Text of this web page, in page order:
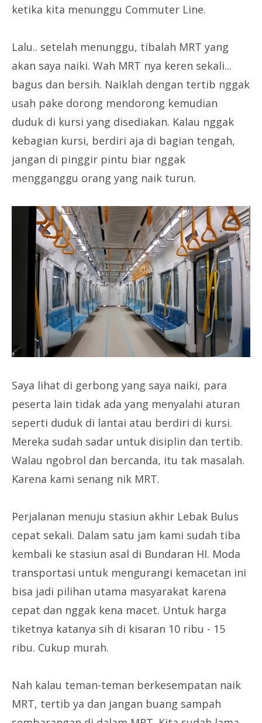
ketika kita menunggu Commuter Line.
Lalu.. setelah menunggu, tibalah MRT yang
akan saya naiki. Wah MRT nya keren sekali...
bagus dan bersih. Naiklah dengan tertib nggak
usah pake dorong mendorong kemudian
duduk di kursi yang disediakan. Kalau nggak
kebagian kursi, berdiri aja di bagian tengah,
jangan di pinggir pintu biar nggak
mengganggu orang yang naik turun.
Saya lihat di gerbong yang saya naiki, para
peserta lain tidak ada yang menyalahi aturan
seperti duduk di lantai atau berdiri di kursi.
Mereka sudah sadar untuk disiplin dan tertib.
Walau ngobrol dan bercanda, itu tak masalah.
Karena kami senang nik MRT.
Perjalanan menuju stasiun akhir Lebak Bulus
cepat sekali. Dalam satu jam kami sudah tiba
kembali ke stasiun asal di Bundaran HI. Moda
transportasi untuk mengurangi kemacetan ini
bisa jadi pilihan utama masyarakat karena
cepat dan nggak kena macet. Untuk harga
tiketnya katanya sih di kisaran 10 ribu - 15
ribu. Cukup murah.
Nah kalau teman-teman berkesempatan naik
MRT, tertib ya dan jangan buang sampah